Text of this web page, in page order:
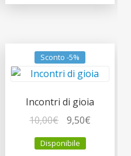
Sconto -5%
Incontri di gioia
10,00€
prezzo
originale
9,50€
Disponibile